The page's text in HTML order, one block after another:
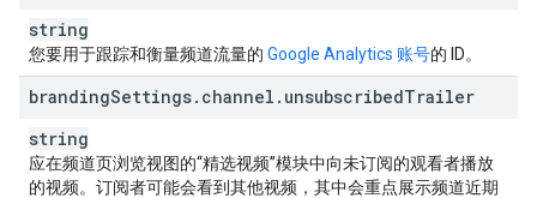
string
您要用于跟踪和衡量频道流量的 Google Analytics 账号的 ID。
brandingSettings. channel . unsubscribedTrailer
string
应在频道页浏览视图的“精选视频”模块中向未订阅的观看者播放
的视频。订阅者可能会看到其他视频，其中会重点展示频道近期